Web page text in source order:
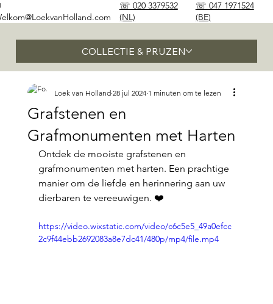
COLLECTIE & PRIJZEN
☏ 020 3379532
(NL)
☏ 047 1971524
(BE)
Grafstenen en
Grafmonumenten met Harten
Loek van Holland 28 jul 2024 1 minuten om te lezen
Ontdek de mooiste grafstenen en
grafmonumenten met harten. Een prachtige
manier om de liefde en herinnering aan uw
dierbaren te vereeuwigen. ❤️
https://video.wixstatic.com/video/c6c5e5_49a0efcc
2c9f44ebb2692083a8e7dc41/480p/mp4/file.mp4